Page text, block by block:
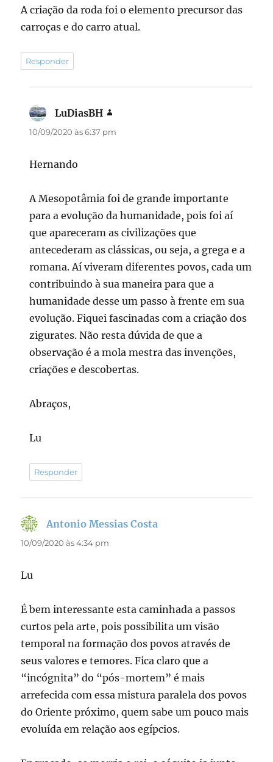
A criação da roda foi o elemento precursor das
carroças e do carro atual.
Responder
LuDiasBH
10/09/2020 às 6:37 pm
Hernando
A Mesopotâmia foi de grande importante
para a evolução da humanidade, pois foi aí
que apareceram as civilizações que
antecederam as clássicas, ou seja, a grega e a
romana. Aí viveram diferentes povos, cada um
contribuindo à sua maneira para que a
humanidade desse um passo à frente em sua
evolução. Fiquei fascinadas com a criação dos
zigurates. Não resta dúvida de que a
observação é a mola mestra das invenções,
criações e descobertas.
Abraços,
Lu
Responder
Antonio Messias Costa
10/09/2020 às 4:34 pm
Lu
É bem interessante esta caminhada a passos
curtos pela arte, pois possibilita um visão
temporal na formação dos povos através de
seus valores e temores. Fica claro que a
“incógnita” do “pós-mortem” é mais
arrefecida com essa mistura paralela dos povos
do Oriente próximo, quem sabe um pouco mais
evoluída em relação aos egípcios.